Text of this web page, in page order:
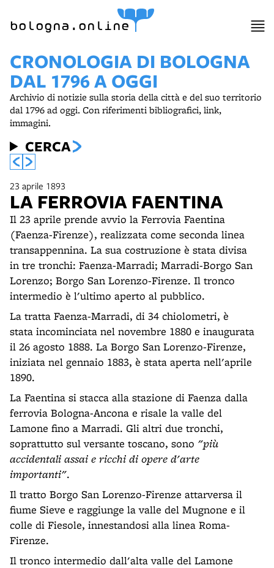
bologna.online
CRONOLOGIA DI BOLOGNA
DAL 1796 A OGGI
Archivio di notizie sulla storia della città e del suo territorio
dal 1796 ad oggi. Con riferimenti bibliografici, link,
immagini.
CERCA
23 aprile 1893
LA FERROVIA FAENTINA
Il 23 aprile prende avvio la Ferrovia Faentina
(Faenza-Firenze), realizzata come seconda linea
transappennina. La sua costruzione è stata divisa
in tre tronchi: Faenza-Marradi; Marradi-Borgo San
Lorenzo; Borgo San Lorenzo-Firenze. Il tronco
intermedio è l'ultimo aperto al pubblico.
La tratta Faenza-Marradi, di 34 chiolometri, è
stata incominciata nel novembre 1880 e inaugurata
il 26 agosto 1888. La Borgo San Lorenzo-Firenze,
iniziata nel gennaio 1883, è stata aperta nell'aprile
1890.
La Faentina si stacca alla stazione di Faenza dalla
ferrovia Bologna-Ancona e risale la valle del
Lamone fino a Marradi. Gli altri due tronchi,
soprattutto sul versante toscano, sono "più
accidentali assai e ricchi di opere d'arte
importanti".
Il tratto Borgo San Lorenzo-Firenze attarversa il
fiume Sieve e raggiunge la valle del Mugnone e il
colle di Fiesole, innestandosi alla linea Roma-
Firenze.
Il tronco intermedio dall'alta valle del Lamone